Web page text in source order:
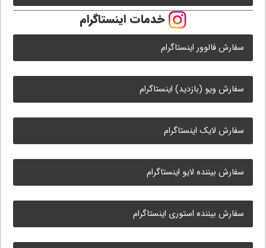
خدمات اینستاگرام
سفارش فالوور اینستاگرام
سفارش ویو (بازدید) اینستاگرام
سفارش لایک اینستاگرام
سفارش بیننده لایو اینستاگرام
سفارش بیننده استوری اینستاگرام